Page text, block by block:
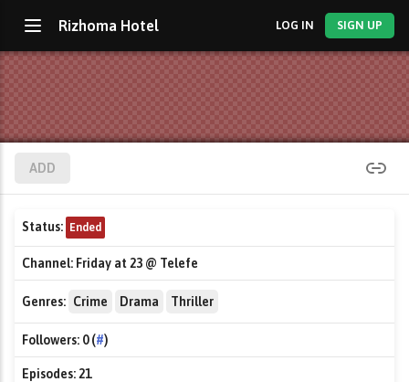
Rizhoma Hotel LOG IN SIGN UP
ADD
Status: Ended
Channel: Friday at 23 @ Telefe
Genres: Crime Drama Thriller
Followers: 0 (#)
Episodes:21